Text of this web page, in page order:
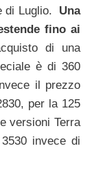
di Luglio. Una
fino ai
di una
è di 360
il prezzo
per la 125
versioni Terra
invece di